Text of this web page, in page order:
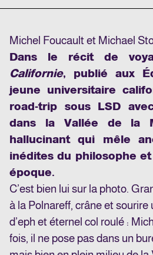
Michel Foucault et Michael
Dans le récit de
Californie, publié aux
jeune universitaire
road-trip sous LSD
dans la Vallée de la
hallucinant qui mêle
inédites du philosophe et
époque.
C’est bien lui sur la photo.
à la Polnareff, crâne et
d’eph et éternel col roulé :
fois, il ne pose pas dans un